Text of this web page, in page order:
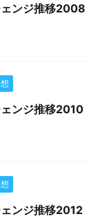
ンジ推移2008
ンジ推移2010
ンジ推移2012